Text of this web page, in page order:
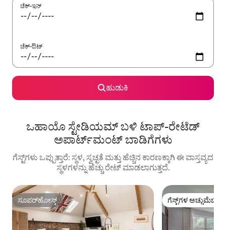
ಚೆಕ್-ಇನ್
ಚೆಕ್-ಔಟ್
ಹುಡುಕಿ
ಒಹಾಯೊ ಸ್ಟೇಡಿಯಮ್ ಬಳಿ ಟಾಪ್-ರೇಟೆಡ್
ಅಪಾರ್ಟ್‌ಮಂಟ್ ಬಾಡಿಗೆಗಳು
ಗೆಸ್ಟ್‌ಗಳು ಒಪ್ಪುತ್ತಾರೆ: ಸ್ಥಳ, ಸ್ವಚ್ಛತೆ ಮತ್ತು ಹೆಚ್ಚಿನ ಕಾರಣಕ್ಕಾಗಿ ಈ ವಾಸ್ತವ್ಯದ
ಸ್ಥಳಗಳನ್ನು ಹೆಚ್ಚು ರೇಟ್ ಮಾಡಲಾಗುತ್ತದೆ.
ಸೂಪರ್‌ಹೋಸ್ಟ್
ಸೂಪರ್‌ಹೋಸ್ಟ್ ಗೆಸ್ಟ್‌ಗಳ
ಗೆಸ್ಟ್‌ಗಳ